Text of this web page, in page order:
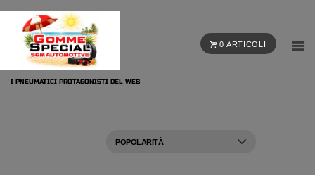
0 ARTICOLI
I PNEUMATICI PROTAGONISTI DEL WEB